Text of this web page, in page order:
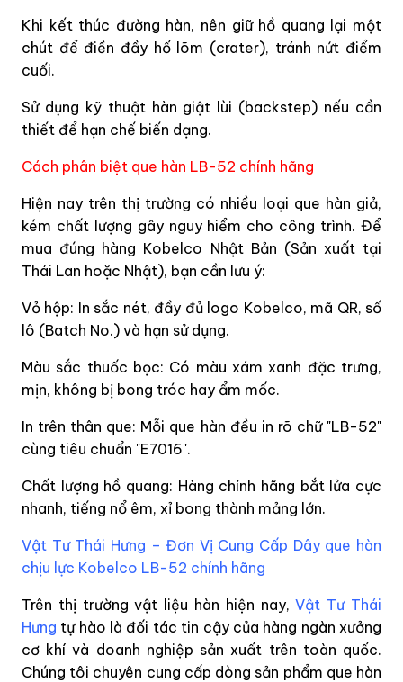
Khi kết thúc đường hàn, nên giữ hồ quang lại một
chút để điền đầy hố lõm (crater), tránh nứt điểm
cuối.
Sử dụng kỹ thuật hàn giật lùi (backstep) nếu cần
thiết để hạn chế biến dạng.
Cách phân biệt que hàn LB-52 chính hãng
Hiện nay trên thị trường có nhiều loại que hàn giả,
kém chất lượng gây nguy hiểm cho công trình. Để
mua đúng hàng Kobelco Nhật Bản (Sản xuất tại
Thái Lan hoặc Nhật), bạn cần lưu ý:
Vỏ hộp: In sắc nét, đầy đủ logo Kobelco, mã QR, số
lô (Batch No.) và hạn sử dụng.
Màu sắc thuốc bọc: Có màu xám xanh đặc trưng,
mịn, không bị bong tróc hay ẩm mốc.
In trên thân que: Mỗi que hàn đều in rõ chữ "LB-52"
cùng tiêu chuẩn "E7016".
Chất lượng hồ quang: Hàng chính hãng bắt lửa cực
nhanh, tiếng nổ êm, xỉ bong thành mảng lớn.
Vật Tư Thái Hưng – Đơn Vị Cung Cấp Dây que hàn
chịu lực Kobelco LB-52 chính hãng
Trên thị trường vật liệu hàn hiện nay,Vật Tư Thái
Hưng tự hào là đối tác tin cậy của hàng ngàn xưởng
cơ khí và doanh nghiệp sản xuất trên toàn quốc.
Chúng tôi chuyên cung cấp dòng sản phẩm que hàn